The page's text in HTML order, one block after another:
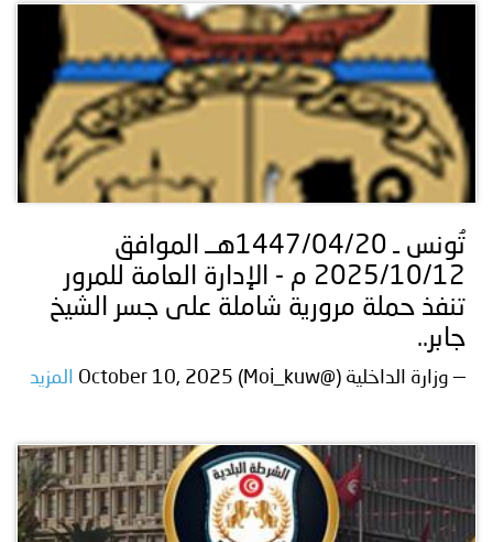
تُونس ـ 1447/04/20هــ الموافق
2025/10/12 م - الإدارة العامة للمرور
تنفذ حملة مرورية شاملة على جسر الشيخ
جابر..
— وزارة الداخلية (@Moi_kuw) October 10, 2025 المزيد